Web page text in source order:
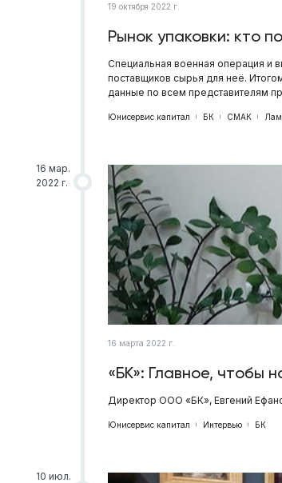
19 октября 2022 г.
Рынок упаковки: кто
Специальная военная операция и
поставщиков сырья для неё.
данные по всем представителям
Юнисервис капитал БК СМАК
16 мар.
2022 г.
16 марта 2022 г.
«БК»: Главное, чтобы
Директор ООО «БК», Евгений
Юнисервис капитал Интервью БК
10 июл.